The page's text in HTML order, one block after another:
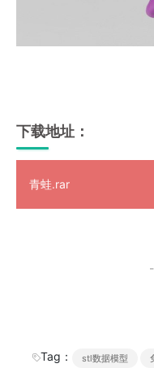
下载地址：
青蛙.rar
Tag： stl数据模型